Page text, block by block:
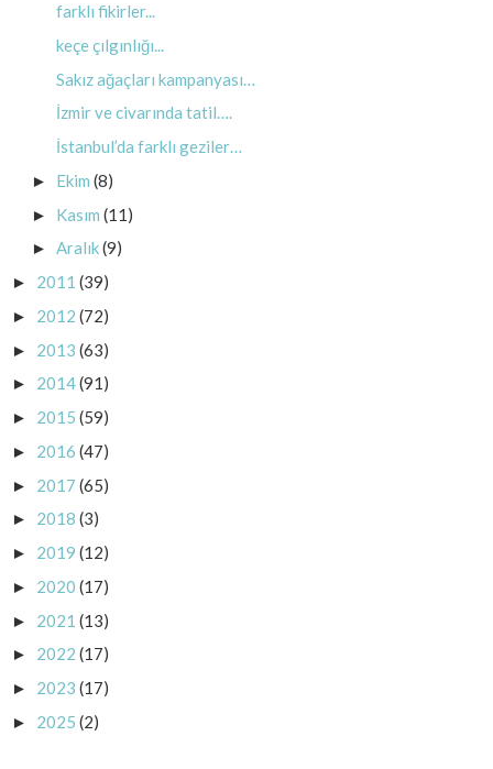
farklı fikirler...
keçe çılgınlığı...
Sakız ağaçları kampanyası…
İzmir ve civarında tatil….
İstanbul’da farklı geziler…
► Ekim (8)
► Kasım (11)
► Aralık(9)
► 2011 (39)
► 2012 (72)
► 2013 (63)
► 2014(91)
► 2015 (59)
► 2016 (47)
► 2017 (65)
► 2018 (3)
► 2019 (12)
► 2020 (17)
► 2021 (13)
► 2022 (17)
► 2023 (17)
► 2025 (2)